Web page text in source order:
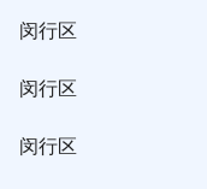
闵行区
闵行区
闵行区